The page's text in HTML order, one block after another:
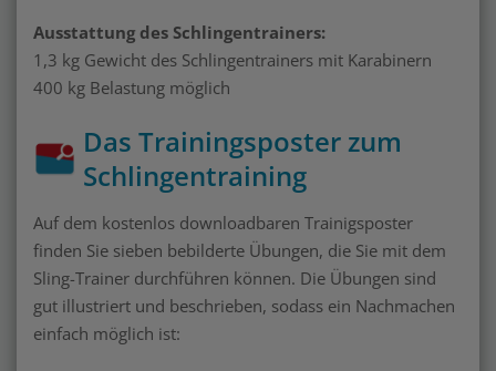
Ausstattung des Schlingentrainers:
1,3 kg Gewicht des Schlingentrainers mit Karabinern
400 kg Belastung möglich
Das Trainingsposter zum
Schlingentraining
Auf dem kostenlos downloadbaren Trainigsposter
finden Sie sieben bebilderte Übungen, die Sie mit dem
Sling-Trainer durchführen können. Die Übungen sind
gut illustriert und beschrieben, sodass ein Nachmachen
einfach möglich ist: